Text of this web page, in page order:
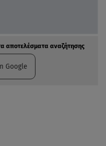
αποτελέσματα αναζήτησης
Google